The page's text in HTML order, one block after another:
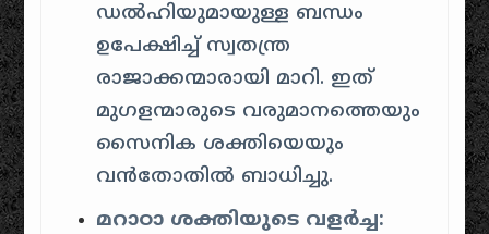
ഡൽഹിയുമായുള്ള ബന്ധം
ഉപേക്ഷിച്ച് സ്വതന്ത്ര
രാജാക്കന്മാരായി മാറി. ഇത്
മുഗളന്മാരുടെ വരുമാനത്തെയും
സൈനിക ശക്തിയെയും
വൻതോതിൽ ബാധിച്ചു.
മറാഠാ ശക്തിയുടെ വളർച്ച: